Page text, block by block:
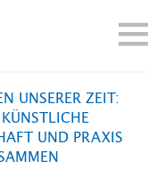
UNSERER ZEIT:
UND PRAXIS